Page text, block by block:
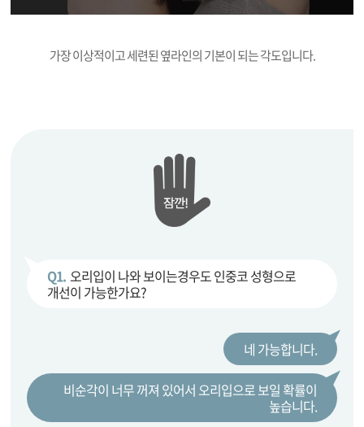
가장 이상적이고 세련된 옆라인의 기본이 되는 각도입니다.
Q1. 오리입이 나와 보이는경우도 인중코 성형으로
개선이 가능한가요?
네 가능합니다.
비순각이 너무 꺼져 있어서 오리입으로 보일 확률이
높습니다.